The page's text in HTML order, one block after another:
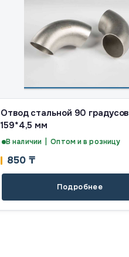
Отвод стальной 90 градусов
159*4,5 мм
В наличии | Оптом и в розницу
850 ₸
Подробнее